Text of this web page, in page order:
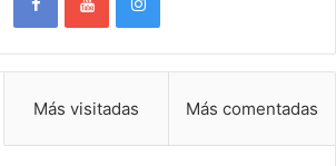
Más visitadas Más comentadas